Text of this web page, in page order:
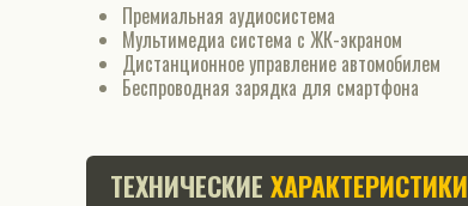
Премиальная аудиосистема
Мультимедиа система с ЖК-экраном
Дистанционное управление автомобилем
Беспроводная зарядка для смартфона
ТЕХНИЧЕСКИЕ ХАРАКТЕРИСТИКИ